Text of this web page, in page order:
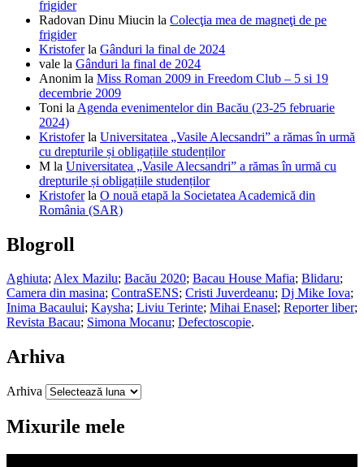
frigider
Radovan Dinu Miucin la Colecţia mea de magneţi de pe
frigider
Kristoferla Gânduri la final de 2024
vale la Gânduri la final de 2024
Anonim la Miss Roman 2009 in Freedom Club – 5 si 19
decembrie 2009
Toni la Agenda evenimentelor din Bacău (23-25 februarie
2024)
Kristoferla Universitatea „Vasile Alecsandri” a rămas în urmă
cu drepturile și obligațiile studenților
M la Universitatea „Vasile Alecsandri” a rămas în urmă cu
drepturile și obligațiile studenților
Kristoferla O nouă etapă la Societatea Academică din
România (SAR)
Blogroll
Aghiuta;Alex Mazilu; Bacău 2020; Bacau House Mafia; Blidaru;
Camera din masina; ContraSENS; Cristi Juverdeanu; Dj Mike Iova;
Inima Bacaului; Kaysha; Liviu Terinte; Mihai Enasel; Reporter liber;
Revista Bacau; Simona Mocanu; Defectoscopie.
Arhiva
Arhiva
Mixurile mele